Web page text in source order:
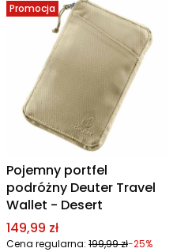
Promocja
Pojemny portfel
podróżny Deuter Travel
Wallet - Desert
Cena promocyjna
149,99 zł
Cena regularna: 199,99 zł-25%